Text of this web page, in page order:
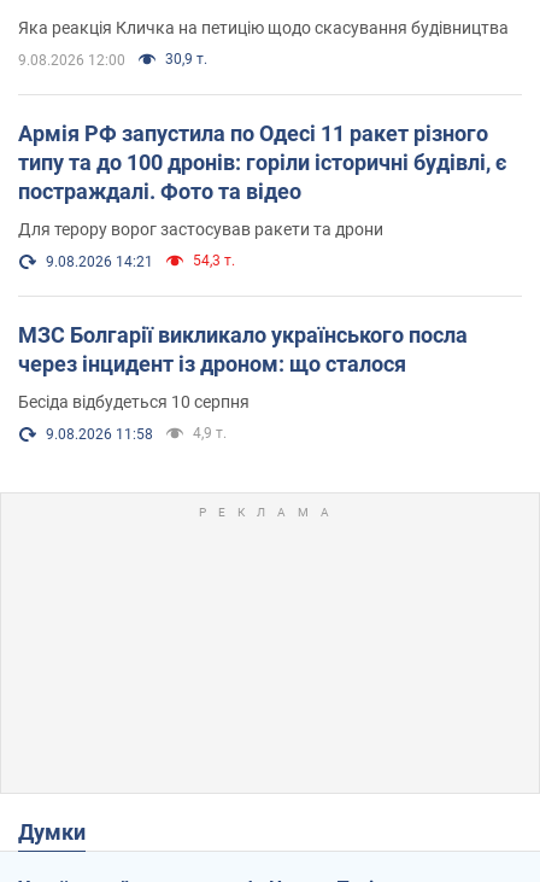
вірянина"
Яка реакція Кличка на петицію щодо скасування будівництва
9.08.2026 12:00 30,9 т.
Армія РФ запустила по Одесі 11 ракет різного
типу та до 100 дронів: горіли історичні будівлі, є
постраждалі. Фото та відео
Для терору ворог застосував ракети та дрони
9.08.2026 14:21 54,3 т.
МЗС Болгарії викликало українського посла
через інцидент із дроном: що сталося
Бесіда відбудеться 10 серпня
9.08.2026 11:58 4,9 т.
Думки